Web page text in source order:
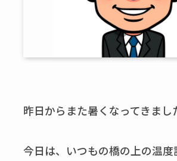
昨日からまた暑くなってきまし
今日は、いつもの橋の上の温度